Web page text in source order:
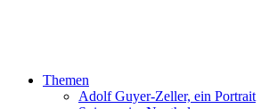
Themen
Adolf Guyer-Zeller, ein Portrait